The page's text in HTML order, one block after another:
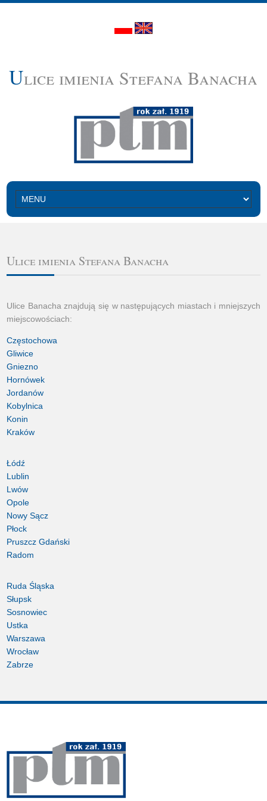
Ulice imienia Stefana Banacha
Ulice imienia Stefana Banacha
Ulice Banacha znajdują się w następujących miastach i mniejszych
miejscowościach:
Częstochowa
Gliwice
Gniezno
Hornówek
Jordanów
Kobylnica
Konin
Kraków
Łódź
Lublin
Lwów
Opole
Nowy Sącz
Płock
Pruszcz Gdański
Radom
Ruda Śląska
Słupsk
Sosnowiec
Ustka
Warszawa
Wrocław
Zabrze